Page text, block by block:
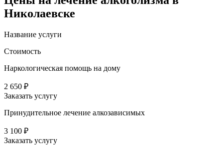
Николаевске
Название услуги
Стоимость
Наркологическая помощь на дому
2 650 ₽
Заказать услугу
Принудительное лечение алкозависимых
3 100 ₽
Заказать услугу